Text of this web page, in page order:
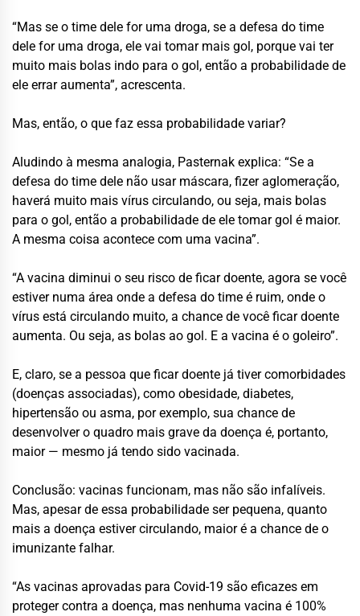
“Mas se o time dele for uma droga, se a defesa do time
dele for uma droga, ele vai tomar mais gol, porque vai ter
muito mais bolas indo para o gol, então a probabilidade de
ele errar aumenta”, acrescenta.
Mas, então, o que faz essa probabilidade variar?
Aludindo à mesma analogia, Pasternak explica: “Se a
defesa do time dele não usar máscara, fizer aglomeração,
haverá muito mais vírus circulando, ou seja, mais bolas
para o gol, então a probabilidade de ele tomar gol é maior.
A mesma coisa acontece com uma vacina”.
“A vacina diminui o seu risco de ficar doente, agora se você
estiver numa área onde a defesa do time é ruim, onde o
vírus está circulando muito, a chance de você ficar doente
aumenta. Ou seja, as bolas ao gol. E a vacina é o goleiro”.
E, claro, se a pessoa que ficar doente já tiver comorbidades
(doenças associadas), como obesidade, diabetes,
hipertensão ou asma, por exemplo, sua chance de
desenvolver o quadro mais grave da doença é, portanto,
maior — mesmo já tendo sido vacinada.
Conclusão: vacinas funcionam, mas não são infalíveis.
Mas, apesar de essa probabilidade ser pequena, quanto
mais a doença estiver circulando, maior é a chance de o
imunizante falhar.
“As vacinas aprovadas para Covid-19 são eficazes em
proteger contra a doença, mas nenhuma vacina é 100%